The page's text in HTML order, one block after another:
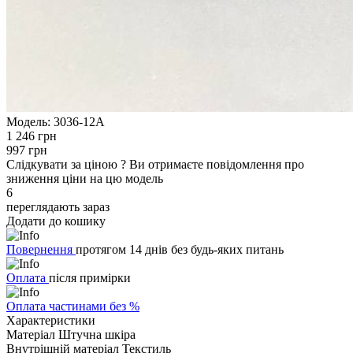
Модель: 3036-12A
1 246 грн
997 грн
Слідкувати за ціною ? Ви отримаєте повідомлення про
зниження ціни на цю модель
6
переглядають зараз
Додати до кошику
Повернення протягом 14 днів без будь-яких питань
Оплата після примірки
Оплата частинами без %
Характеристики
Матеріал Штучна шкіра
Внутрішній матеріал Текстиль